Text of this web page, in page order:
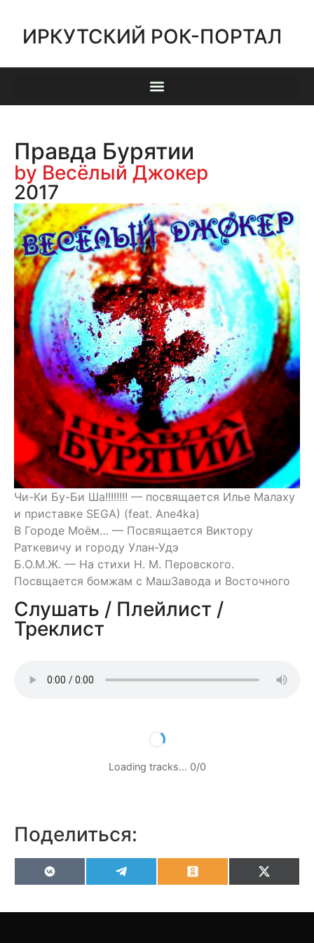
ИРКУТСКИЙ РОК-ПОРТАЛ
Правда Бурятии
by Весёлый Джокер
2017
Чи-Ки Бу-Би Ша!!!!!!!! — посвящается Илье Малаху
и приставке SEGA) (feat. Ane4ka)
В Городе Моём… — Посвящается Виктору
Раткевичу и городу Улан-Удэ
Б.О.М.Ж. — На стихи Н. М. Перовского.
Посвщается бомжам с МашЗавода и Восточного
Слушать / Плейлист /
Треклист
Loading tracks… 0/0
Поделиться:
VK OdnoklassnikiX